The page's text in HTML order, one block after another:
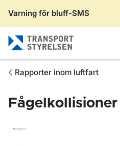
Varning för bluff-SMS
Rapporter inom luftfart